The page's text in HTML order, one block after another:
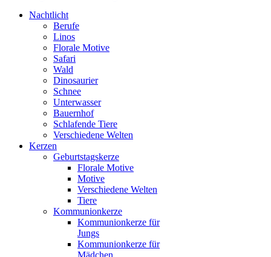
Nachtlicht
Berufe
Linos
Florale Motive
Safari
Wald
Dinosaurier
Schnee
Unterwasser
Bauernhof
Schlafende Tiere
Verschiedene Welten
Kerzen
Geburtstagskerze
Florale Motive
Motive
Verschiedene Welten
Tiere
Kommunionkerze
Kommunionkerze für
Jungs
Kommunionkerze für
Mädchen